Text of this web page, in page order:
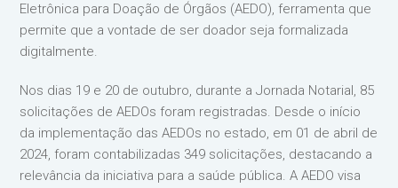
Eletrônica para Doação de Órgãos (AEDO), ferramenta que
permite que a vontade de ser doador seja formalizada
digitalmente.
Nos dias 19 e 20 de outubro, durante a Jornada Notarial, 85
solicitações de AEDOs foram registradas. Desde o início
da implementação das AEDOs no estado, em 01 de abril de
2024, foram contabilizadas 349 solicitações, destacando a
relevância da iniciativa para a saúde pública. A AEDO visa